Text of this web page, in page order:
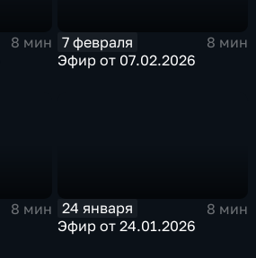
8 мин
7 февраля
8 мин
Эфир от 07.02.2026
8 мин
24 января
8 мин
Эфир от 24.01.2026